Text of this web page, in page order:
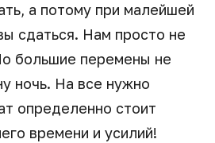
а потому при малейшей
сдаться. Нам просто не
большие перемены не
ночь. На все нужно
определенно стоит
времени и усилий!